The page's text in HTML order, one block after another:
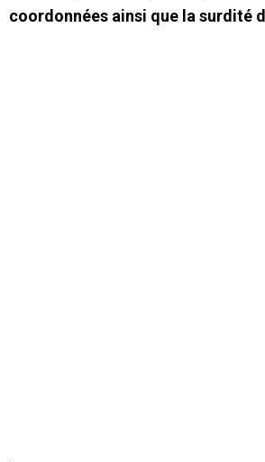
coordonnées ainsi que la surdité